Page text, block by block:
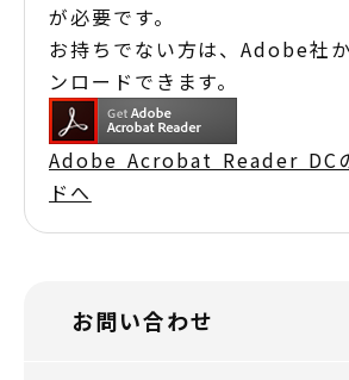
が必要です。
お持ちでない方は、Adobe社
ンロードできます。
Adobe Acrobat Reader DC
ドへ
お問い合わせ